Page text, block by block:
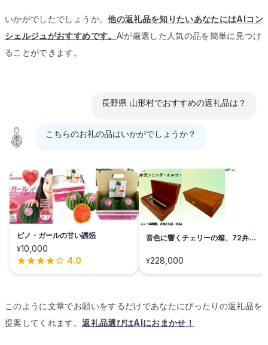
いかがでしたでしょうか。他の返礼品を知りたいあなたにはAIコン
シェルジュがおすすめです。 AIが厳選した人気の品を簡単に見つけ
ることができます。
長野県 山形村でおすすめの返礼品は？
こちらのお礼の品はいかがでしょうか？
ピノ・ガールの甘い誘惑
¥10,000
4.0
音色に響くチェリーの箱、72弁オ
¥228,000
このように文章でお願いをするだけであなたにぴったりの返礼品を
提案してくれます。返礼品選びはAIにおまかせ！